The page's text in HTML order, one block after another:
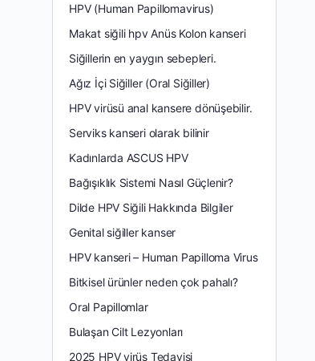
HPV (Human Papillomavirus)
Makat siğili hpv Anüs Kolon kanseri
Siğillerin en yaygın sebepleri.
Ağız İçi Siğiller (Oral Siğiller)
HPV virüsü anal kansere dönüşebilir.
Serviks kanseri olarak bilinir
Kadınlarda ASCUS HPV
Bağışıklık Sistemi Nasıl Güçlenir?
Dilde HPV Siğili Hakkında Bilgiler
Genital siğiller kanser
HPV kanseri – Human Papilloma Virus
Bitkisel ürünler neden çok pahalı?
Oral Papillomlar
Bulaşan Cilt Lezyonları
2025 HPV virüs Tedavisi